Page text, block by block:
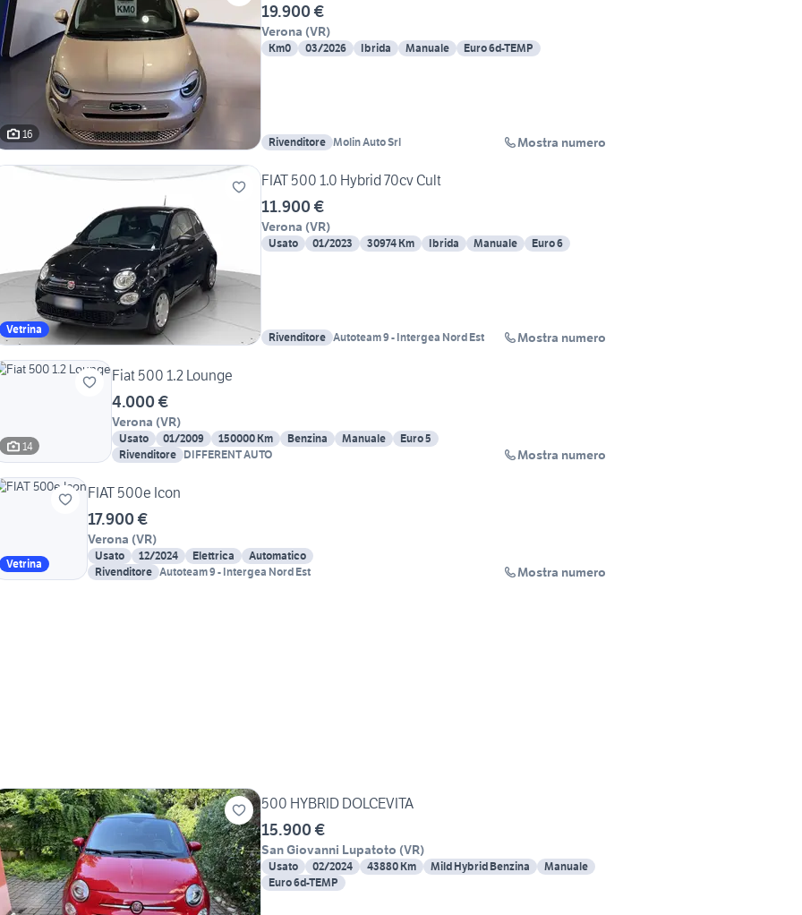
16
19.900 €
Verona (VR)
Km0 03/2026 Ibrida Manuale Euro 6d-TEMP
Rivenditore Molin Auto Srl Mostra numero
Vetrina
FIAT 500 1.0 Hybrid 70cv Cult
11.900 €
Verona (VR)
Usato 01/2023 30974 Km Ibrida Manuale Euro 6
Rivenditore Autoteam 9 - Intergea Nord Est Mostra numero
14
Fiat 500 1.2 Lounge
4.000 €
Verona (VR)
Usato 01/2009 150000 Km Benzina Manuale
Euro 5
Rivenditore DIFFERENT AUTO Mostra numero
Vetrina
FIAT 500e Icon
17.900 €
Verona (VR)
Usato 12/2024 Elettrica
Automatico
Rivenditore Autoteam 9 - Intergea Nord Est Mostra numero
500 HYBRID DOLCEVITA
15.900 €
San Giovanni Lupatoto (VR)
Usato 02/2024 43880 Km Mild Hybrid Benzina
Manuale
Euro 6d-TEMP